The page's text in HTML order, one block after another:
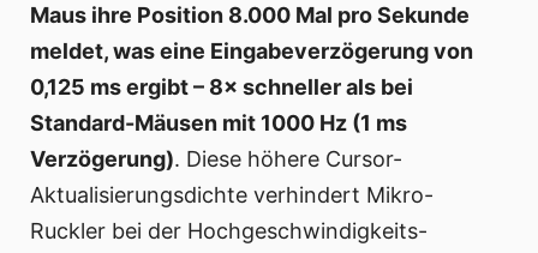
Maus ihre Position 8.000 Mal pro Sekunde
meldet, was eine Eingabeverzögerung von
0,125 ms ergibt – 8× schneller als bei
Standard-Mäusen mit 1000 Hz (1 ms
Verzögerung). Diese höhere Cursor-
Aktualisierungsdichte verhindert Mikro-
Ruckler bei der Hochgeschwindigkeits-